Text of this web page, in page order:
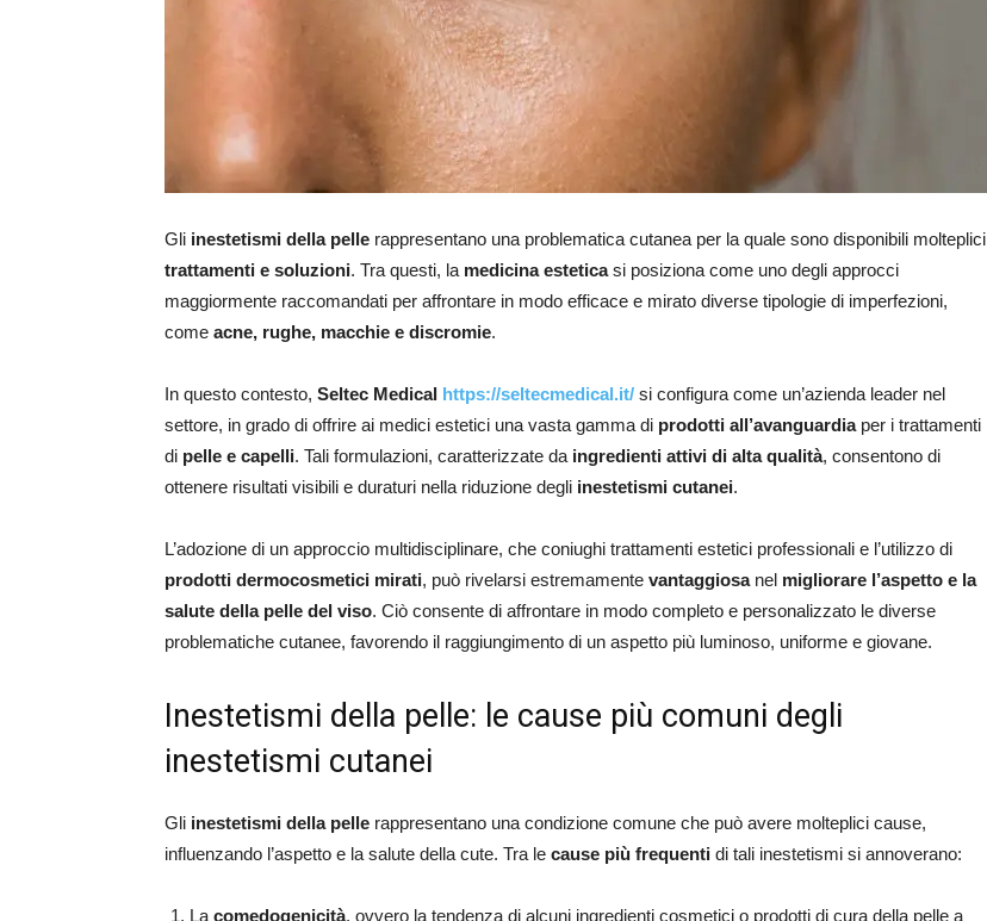
Gli inestetismi della pelle rappresentano una problematica cutanea per la quale sono disponibili molteplici
trattamenti e soluzioni. Tra questi, la medicina esteticasi posiziona come uno degli approcci
maggiormente raccomandati per affrontare in modo efficace e mirato diverse tipologie di imperfezioni,
come acne, rughe, macchie e discromie.
In questo contesto, Seltec Medical https://seltecmedical.it/ si configura come un’azienda leader nel
settore, in grado di offrire ai medici estetici una vasta gamma di prodotti all’avanguardiaper i trattamenti
di pelle e capelli. Tali formulazioni, caratterizzate da ingredienti attivi di alta qualità, consentono di
ottenere risultati visibili e duraturi nella riduzione degli inestetismi cutanei.
L’adozione di un approccio multidisciplinare, che coniughi trattamenti estetici professionali e l’utilizzo di
prodotti dermocosmetici mirati, può rivelarsi estremamente vantaggiosanel migliorare l’aspetto e la
salute della pelle del viso. Ciò consente di affrontare in modo completo e personalizzato le diverse
problematiche cutanee, favorendo il raggiungimento di un aspetto più luminoso, uniforme e giovane.
Inestetismi della pelle: le cause più comuni degli
inestetismi cutanei
Gli inestetismi della pelle rappresentano una condizione comune che può avere molteplici cause,
influenzando l’aspetto e la salute della cute. Tra le cause più frequenti di tali inestetismi si annoverano:
La comedogenicità, ovvero la tendenza di alcuni ingredienti cosmetici o prodotti di cura della pelle a